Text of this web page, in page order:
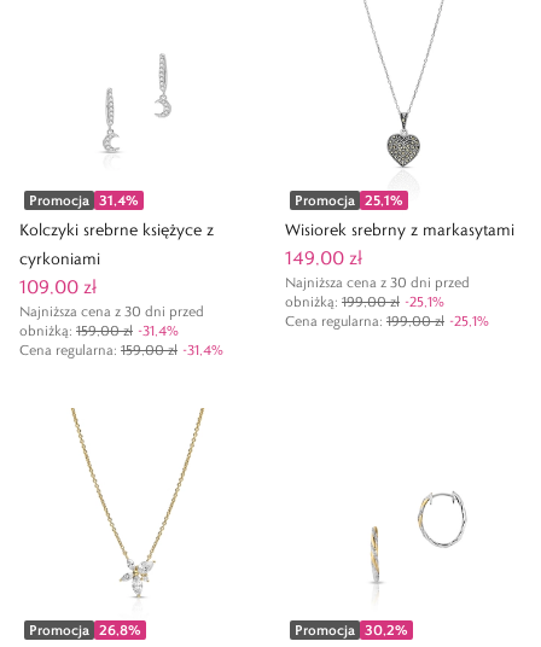
Promocja 31,4%
Kolczyki srebrne księżyce z
cyrkoniami
109,00 zł
Najniższa cena z 30 dni przed
obniżką: 159,00 zł -31,4%
Cena regularna: 159,00 zł -31,4%
Promocja 25,1%
Wisiorek srebrny z markasytami
149,00 zł
Najniższa cena z 30 dni przed
obniżką: 199,00 zł -25,1%
Cena regularna: 199,00 zł -25,1%
Promocja 26,8% Promocja 30,2%